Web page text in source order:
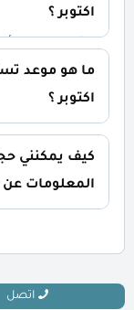
اكتوبر ؟
أنظمة إطفاء
سريعة
اكتوبر ؟
كيف يمكنني
المعلومات عن مول
اتصل